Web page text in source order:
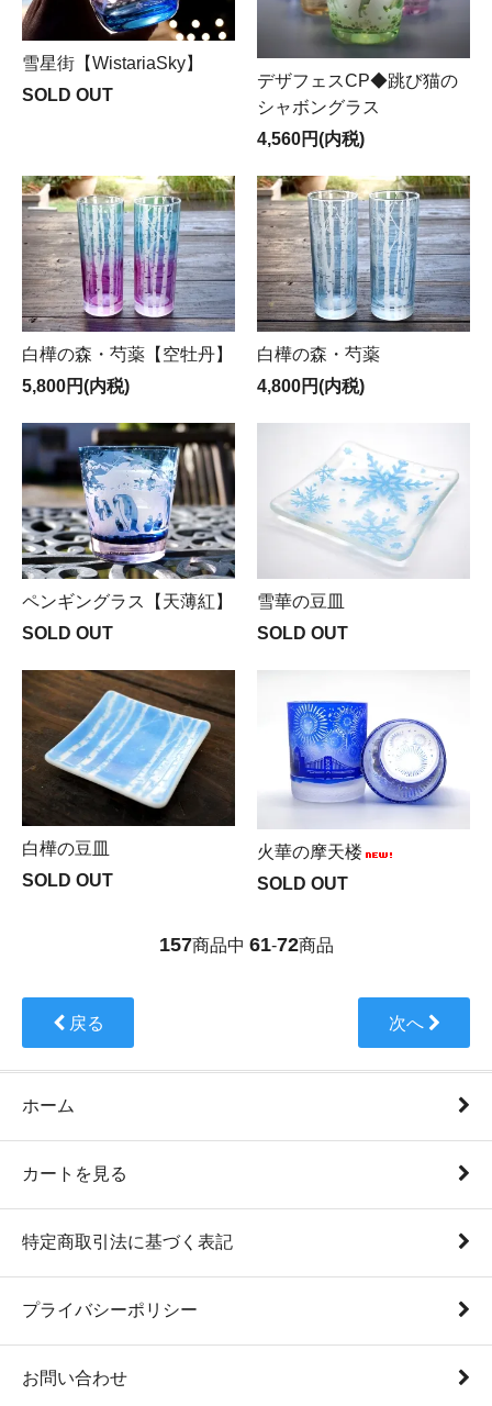
雪星街【WistariaSky】
SOLD OUT
デザフェスCP◆跳び猫の
シャボングラス
4,560円(内税)
白樺の森・芍薬【空牡丹】
5,800円(内税)
白樺の森・芍薬
4,800円(内税)
ペンギングラス【天薄紅】
SOLD OUT
雪華の豆皿
SOLD OUT
白樺の豆皿
SOLD OUT
火華の摩天楼
SOLD OUT
157商品中 61-72商品
戻る 次へ
ホーム
カートを見る
特定商取引法に基づく表記
プライバシーポリシー
お問い合わせ